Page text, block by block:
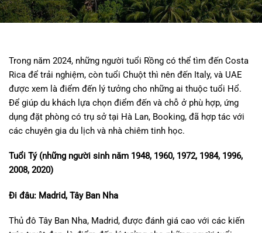
Trong năm 2024, những người tuổi Rồng có thể tìm đến Costa
Rica để trải nghiệm, còn tuổi Chuột thì nên đến Italy, và UAE
được xem là điểm đến lý tưởng cho những ai thuộc tuổi Hổ.
Để giúp du khách lựa chọn điểm đến và chỗ ở phù hợp, ứng
dụng đặt phòng có trụ sở tại Hà Lan, Booking, đã hợp tác với
các chuyên gia du lịch và nhà chiêm tinh học.
Tuổi Tý (những người sinh năm 1948, 1960, 1972, 1984, 1996,
2008, 2020)
Đi đâu: Madrid, Tây Ban Nha
Thủ đô Tây Ban Nha, Madrid, được đánh giá cao với các kiến